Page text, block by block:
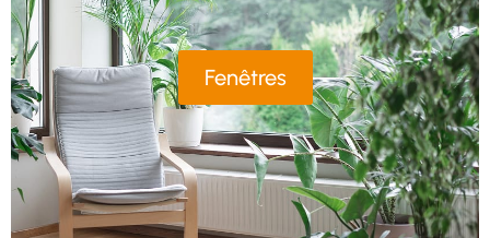
Fenêtres